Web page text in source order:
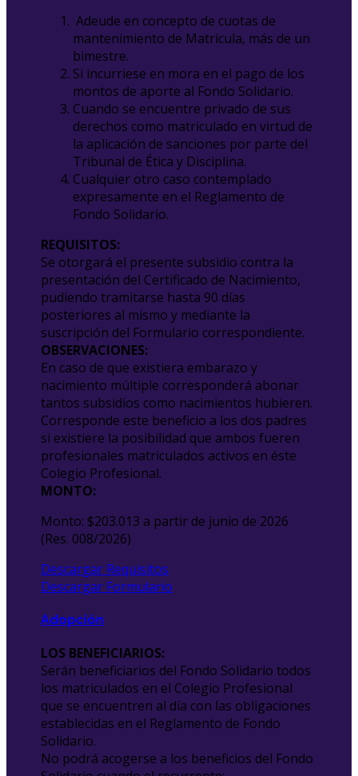
Adeude en concepto de cuotas de
mantenimiento de Matrícula, más de un
bimestre.
Si incurriese en mora en el pago de los
montos de aporte al Fondo Solidario.
Cuando se encuentre privado de sus
derechos como matriculado en virtud de
la aplicación de sanciones por parte del
Tribunal de Ética y Disciplina.
Cualquier otro caso contemplado
expresamente en el Reglamento de
Fondo Solidario.
REQUISITOS:
Se otorgará el presente subsidio contra la
presentación del Certificado de Nacimiento,
pudiendo tramitarse hasta 90 días
posteriores al mismo y mediante la
suscripción del Formulario correspondiente.
OBSERVACIONES:
En caso de que existiera embarazo y
nacimiento múltiple corresponderá abonar
tantos subsidios como nacimientos hubieren.
Corresponde este beneficio a los dos padres
si existiere la posibilidad que ambos fueren
profesionales matriculados activos en éste
Colegio Profesional.
MONTO:
Monto: $203.013 a partir de junio de 2026
(Res. 008/2026)
Descargar Requisitos
Descargar Formulario
Adopción
LOS BENEFICIARIOS:
Serán beneficiarios del Fondo Solidario todos
los matriculados en el Colegio Profesional
que se encuentren al día con las obligaciones
establecidas en el Reglamento de Fondo
Solidario.
No podrá acogerse a los beneficios del Fondo